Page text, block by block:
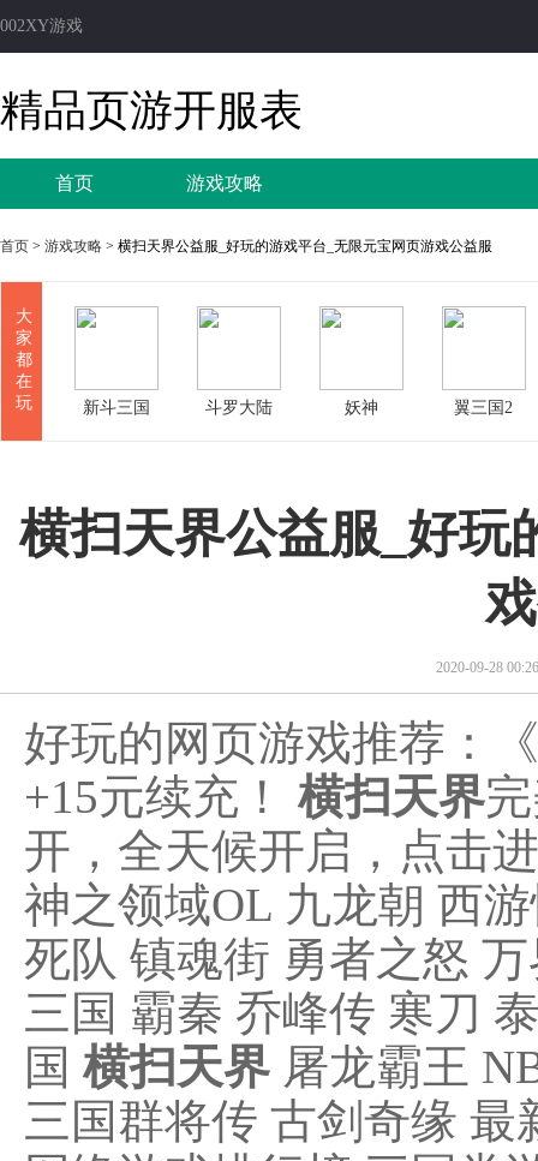
002XY游戏
精品页游开服表
首页 游戏攻略
首页 > 游戏攻略 > 横扫天界公益服_好玩的游戏平台_无限元宝网页游戏公益服
大
家
都
在
玩
新斗三国 斗罗大陆 妖神 翼三国2
横扫天界公益服_好玩
2020-09-28
好玩的网页游戏推荐：《
+15元续充！ 横扫天界
开，全天候开启，点击
神之领域OL 九龙朝 西
死队 镇魂街 勇者之怒
三国 霸秦 乔峰传 寒刀
国 横扫天界 屠龙霸王
三国群将传 古剑奇缘